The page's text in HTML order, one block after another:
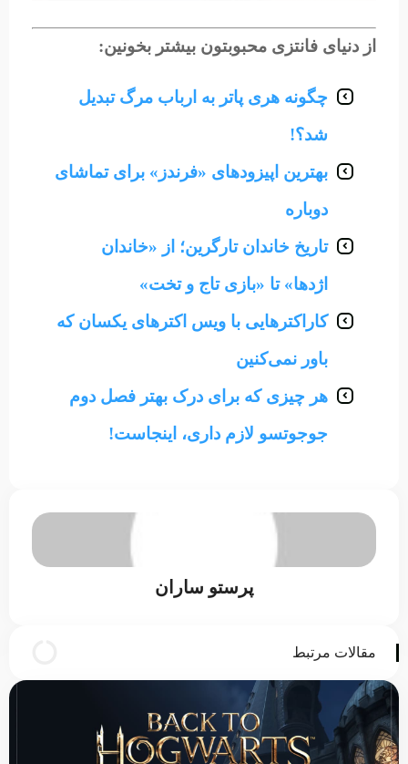
از دنیای فانتزی محبوبتون بیشتر بخونین:
چگونه هری پاتر به ارباب مرگ تبدیل
شد؟!
بهترین اپیزودهای «فرندز» برای تماشای
دوباره
تاریخ خاندان تارگرین؛ از «خاندان
اژدها» تا «بازی تاج و تخت»
کاراکترهایی با ویس‌ اکترهای یکسان که
باور نمی‌کنین
هر چیزی که برای درک بهتر فصل دوم
جوجوتسو لازم داری، اینجاست!
پرستو ساران
مقالات مرتبط